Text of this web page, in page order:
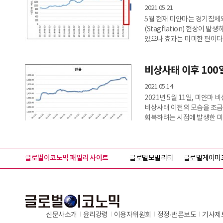
2021.05.21
5월 현재 미얀마는 경기침
(Stagflation) 현상이 발생하
있으나 효과는 미미한 편이
비상사태 이후 100
2021.05.14
2021년 5월 11일, 미얀마 비
비상사태 이전의 모습을 조
회복하려는 시점에 발생한
글로벌이코노믹 패밀리 사이트 글로벌모빌리티 글로벌게이머
신문사소개 윤리강령 이용자위원회 정정∙반론보도 기사제